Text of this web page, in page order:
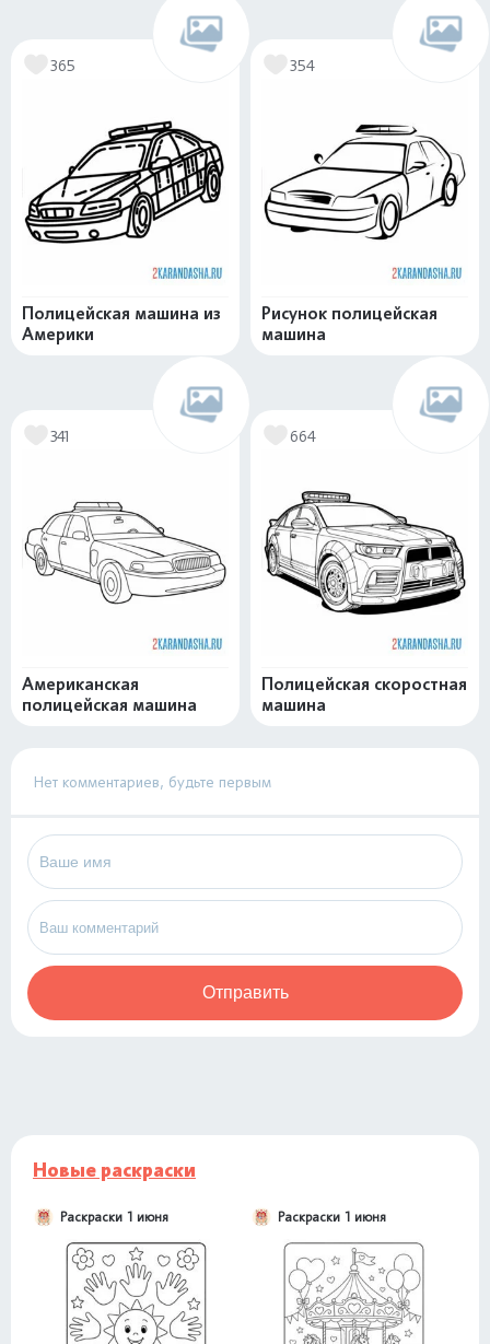
365
Полицейская машина из
Америки
354
Рисунок полицейская
машина
341
Американская
полицейская машина
664
Полицейская скоростная
машина
Нет комментариев, будьте первым
Отправить
Новые раскраски
Раскраски 1 июня Раскраски 1 июня